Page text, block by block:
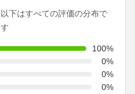
以下はすべての評価の分布で
す
100%
0%
0%
0%